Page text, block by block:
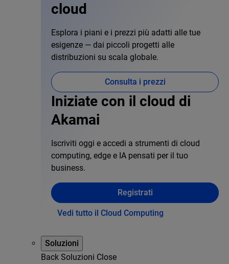
cloud
Esplora i piani e i prezzi più adatti alle tue
esigenze — dai piccoli progetti alle
distribuzioni su scala globale.
Consulta i prezzi
Iniziate con il cloud di
Akamai
Iscriviti oggi e accedi a strumenti di cloud
computing, edge e IA pensati per il tuo
business.
Registrati
Vedi tutto il Cloud Computing
Soluzioni
Back Soluzioni Close